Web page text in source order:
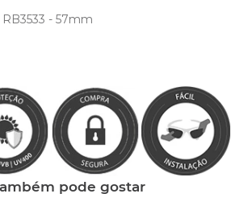
- 57mm
pode gostar